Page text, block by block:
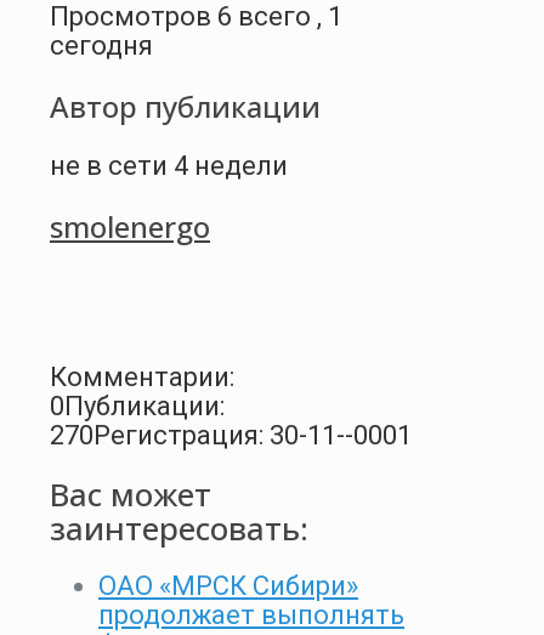
Просмотров 6 всего , 1
сегодня
Автор публикации
не в сети 4 недели
smolenergo
Комментарии:
0 Публикации:
270 Регистрация: 30-11--0001
Вас может
заинтересовать:
ОАО «МРСК Сибири»
продолжает выполнять